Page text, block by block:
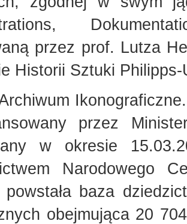
przez prof. Lutza
Historii Sztuki
przez
w okresie
Narodowego
powstała baza
obejmująca 20